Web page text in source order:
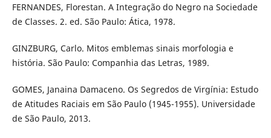
FERNANDES, Florestan. A Integração do Negro na Sociedade
de Classes. 2. ed. São Paulo: Ática, 1978.
GINZBURG, Carlo. Mitos emblemas sinais morfologia e
história. São Paulo: Companhia das Letras, 1989.
GOMES, Janaina Damaceno. Os Segredos de Virgínia: Estudo
de Atitudes Raciais em São Paulo (1945-1955). Universidade
de São Paulo, 2013.